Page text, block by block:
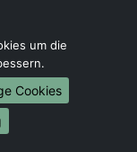
am Main
um die
Cookies